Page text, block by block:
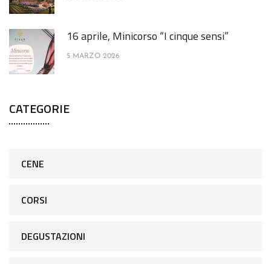
16 aprile, Minicorso “I cinque sensi”
5 MARZO 2026
CATEGORIE
CENE
CORSI
DEGUSTAZIONI